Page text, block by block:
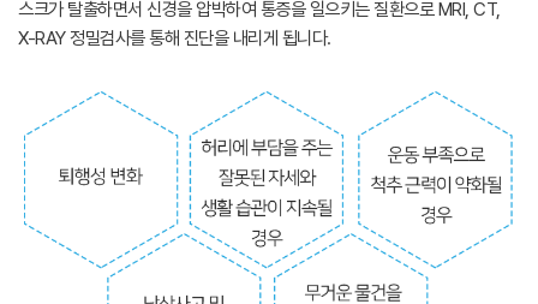
스크가 탈출하면서 신경을 압박하여 통증을 일으키는 질환으로 MRI, CT,
X-RAY 정밀검사를 통해 진단을 내리게 됩니다.